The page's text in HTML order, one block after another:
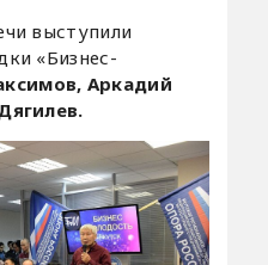
выступили
«Бизнес-
Аркадий